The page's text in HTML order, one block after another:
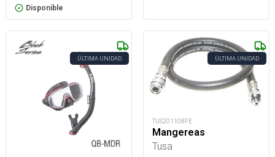
Disponible
ÚLTIMA UNIDAD ÚLTIMA UNIDAD
TUS201108FE
Mangereas
Tusa